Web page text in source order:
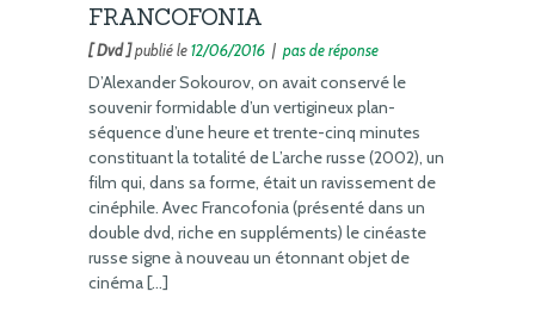
FRANCOFONIA
[ Dvd ]publié le12/06/2016 | pas de réponse
D’Alexander Sokourov, on avait conservé le
souvenir formidable d’un vertigineux plan-
séquence d’une heure et trente-cinq minutes
constituant la totalité de L’arche russe (2002), un
film qui, dans sa forme, était un ravissement de
cinéphile. Avec Francofonia (présenté dans un
double dvd, riche en suppléments) le cinéaste
russe signe à nouveau un étonnant objet de
cinéma […]